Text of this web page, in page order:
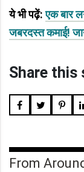
ये भी पढ़ें: एक बार
जबरदस्त कमाई!
Share this
From